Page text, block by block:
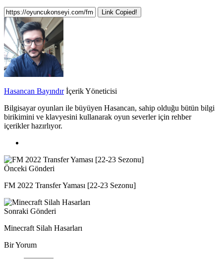
Link Copied!
Hasancan Bayındır İçerik Yöneticisi
Bilgisayar oyunları ile büyüyen Hasancan, sahip olduğu bütün bilgi
birikimini ve klavyesini kullanarak oyun severler için rehber
içerikler hazırlıyor.
Önceki Gönderi
FM 2022 Transfer Yaması [22-23 Sezonu]
Sonraki Gönderi
Minecraft Silah Hasarları
Bir Yorum